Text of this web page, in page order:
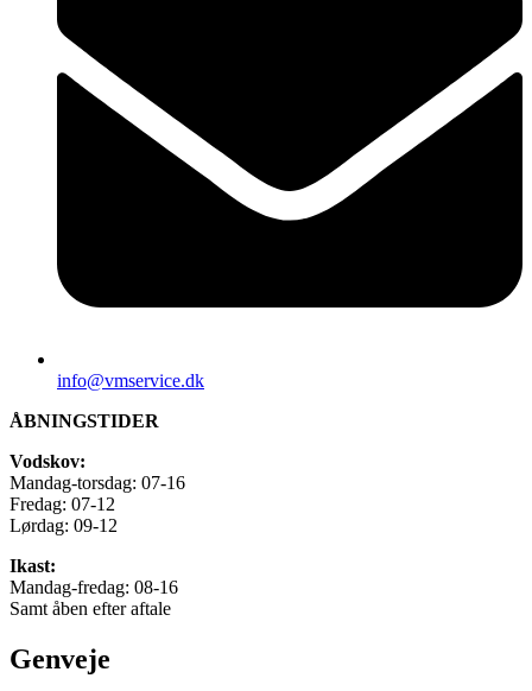
info@vmservice.dk
ÅBNINGSTIDER
Vodskov:
Mandag-torsdag: 07-16
Fredag: 07-12
Lørdag: 09-12
Ikast:
Mandag-fredag: 08-16
Samt åben efter aftale
Genveje